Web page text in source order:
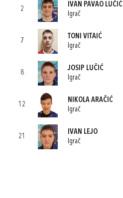
2
IVAN PAVAO LUČIĆ
Igrač
7
TONI VITAIĆ
Igrač
8
JOSIP LUČIĆ
Igrač
12
NIKOLA ARAČIĆ
Igrač
21
IVAN LEJO
Igrač